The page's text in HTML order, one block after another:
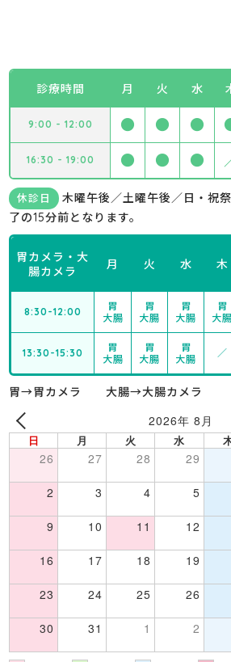
診療時間 月 火 水
9:00 - 12:00 ● ● ●
16:30 - 19:00 ● ● ●
休診日
木曜午後／土曜午後／日・祝
了の15分前となります。
胃カメラ・大
腸カメラ
月 火 水 木
8:30-12:00
胃
大腸
胃
大腸
胃
大腸
胃
大腸
13:30-15:30
胃
大腸
胃
大腸
胃
大腸
／
胃→胃カメラ 大腸→大腸カメラ
2026年 8月
日 月 火 水
26 27 28 29
2 3 4 5
9 10 11 12
16 17 18 19
23 24 25 26
30 31 1 2